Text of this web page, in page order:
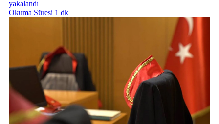
yakalandı
Okuma Süresi 1 dk